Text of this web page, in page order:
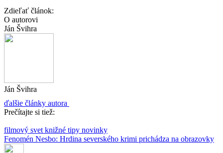
Zdieľať článok:
O autorovi
Ján Švihra
Ján Švihra
ďalšie články autora
Prečítajte si tiež:
filmový svetknižné tipy novinky
Fenomén Nesbo: Hrdina severského krimi prichádza na obrazovky